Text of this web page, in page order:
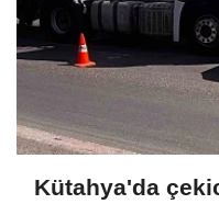
Kütahya'da